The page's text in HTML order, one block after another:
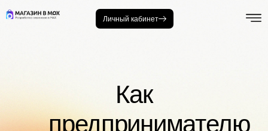
Личный кабинет
Как
предпринимателю